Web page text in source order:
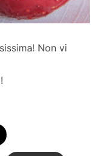
Non vi